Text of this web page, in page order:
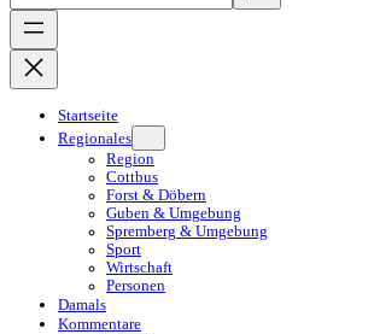
Startseite
Regionales
Region
Cottbus
Forst & Döbern
Guben & Umgebung
Spremberg & Umgebung
Sport
Wirtschaft
Personen
Damals
Kommentare